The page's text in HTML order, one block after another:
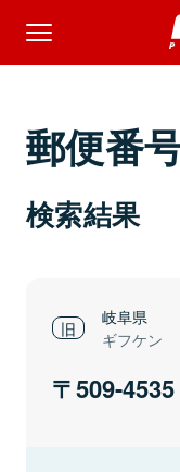
郵便番
検索結果
岐阜県
ギフケン
509-4535